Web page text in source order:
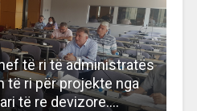
të ri të administratës
të ri për projekte nga
të re devizore….